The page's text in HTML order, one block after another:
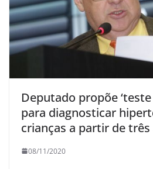
Deputado propõe
para diagnosticar
crianças a partir de três
08/11/2020